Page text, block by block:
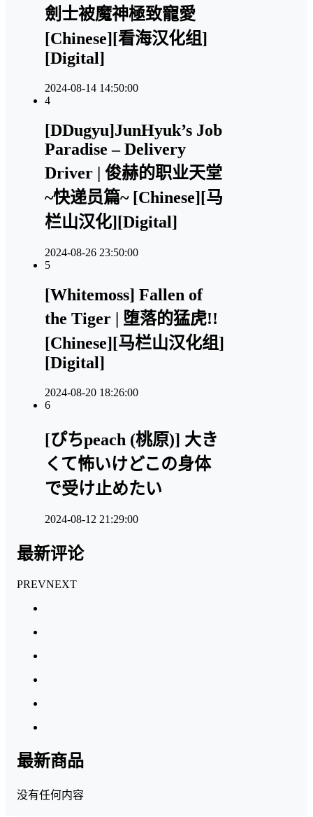
劍士被魔神極致寵愛
[Chinese][看海汉化组]
[Digital]
2024-08-14 14:50:00
4
[DDugyu]JunHyuk’s Job
Paradise – Delivery
Driver | 俊赫的职业天堂
~快递员篇~ [Chinese][马
栏山汉化][Digital]
2024-08-26 23:50:00
5
[Whitemoss] Fallen of
the Tiger | 堕落的猛虎!!
[Chinese][马栏山汉化组]
[Digital]
2024-08-20 18:26:00
6
[ぴちpeach (桃原)] 大き
くて怖いけどこの身体
で受け止めたい
2024-08-12 21:29:00
最新评论
PREVNEXT
最新商品
没有任何内容